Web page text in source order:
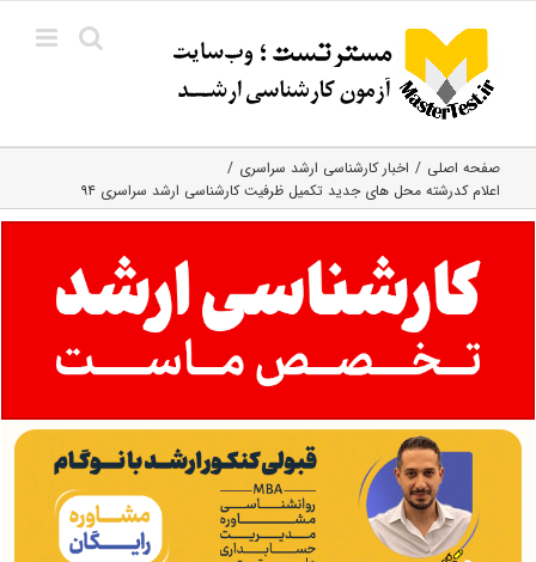
content
صفحه اصلی
اخبار کارشناسی ارشد سراسری
اعلام کدرشته محل های جدید تکمیل ظرفیت کارشناسی ارشد سراسری ۹۴